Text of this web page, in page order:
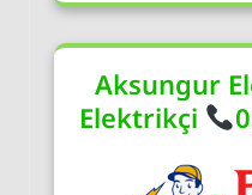
Aksungur
Elektrikçi